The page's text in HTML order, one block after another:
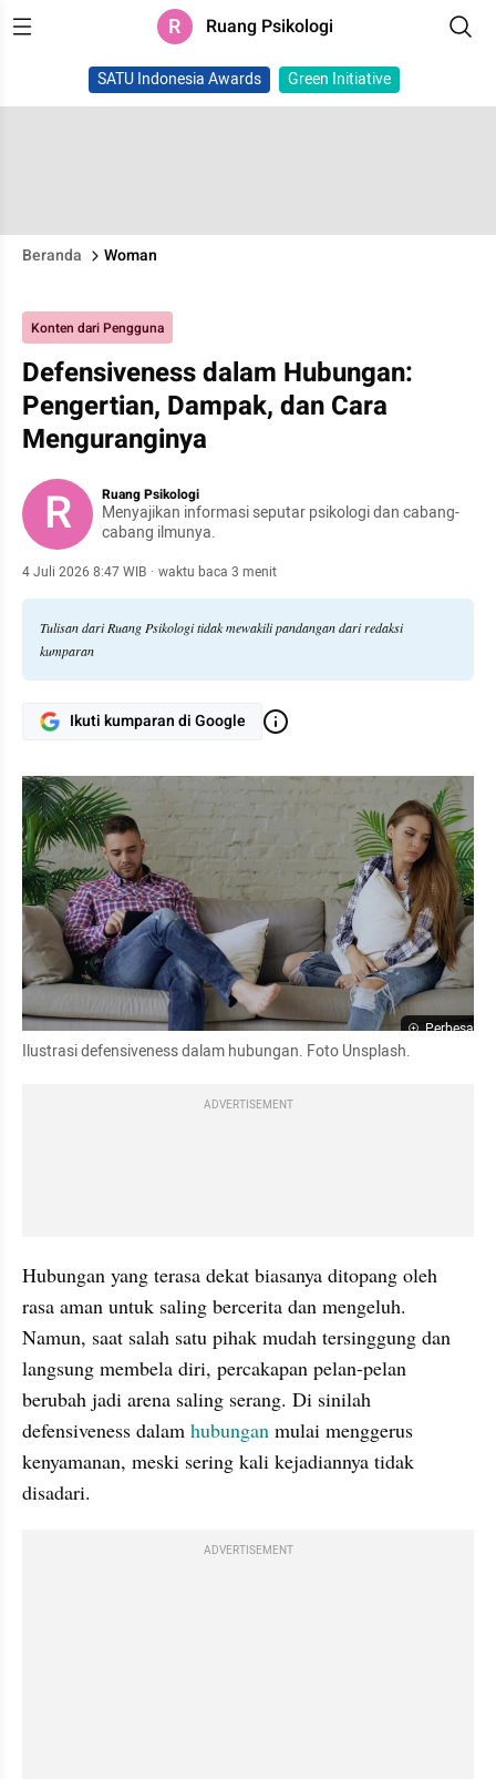
R Ruang Psikologi
SATU Indonesia Awards Green Initiative
Beranda Woman
Konten dari Pengguna
Defensiveness dalam Hubungan:
Pengertian, Dampak, dan Cara
Menguranginya
R Ruang Psikologi
Menyajikan informasi seputar psikologi dan cabang-
cabang ilmunya.
4 Juli 2026 8:47 WIB · waktu baca 3 menit
Tulisan dari Ruang Psikologi tidak mewakili pandangan dari redaksi
kumparan
Ikuti kumparan di Google
Perbesar
Ilustrasi defensiveness dalam hubungan. Foto Unsplash.
ADVERTISEMENT
Hubungan yang terasa dekat biasanya ditopang oleh
rasa aman untuk saling bercerita dan mengeluh.
Namun, saat salah satu pihak mudah tersinggung dan
langsung membela diri, percakapan pelan-pelan
berubah jadi arena saling serang. Di sinilah
defensiveness dalam hubungan mulai menggerus
kenyamanan, meski sering kali kejadiannya tidak
disadari.
ADVERTISEMENT